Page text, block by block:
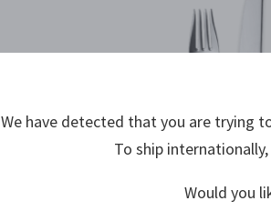
We have detected that you are trying
To ship
Would you